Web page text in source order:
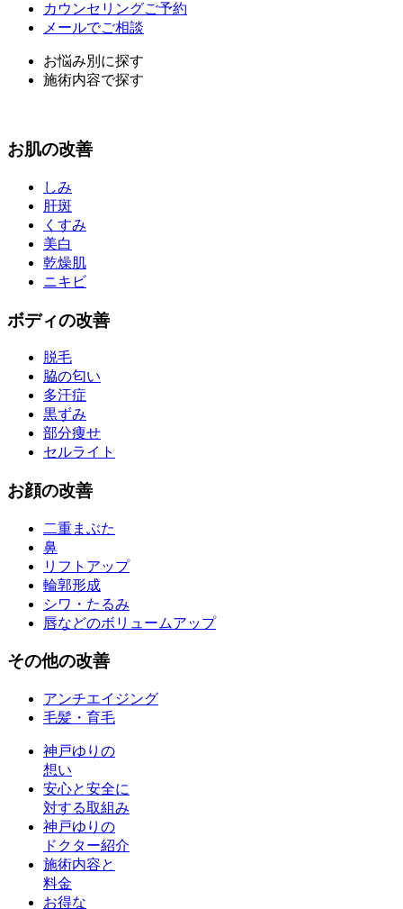
カウンセリングご予約
メールでご相談
お悩み別に探す
施術内容で探す
お肌の改善
しみ
肝斑
くすみ
美白
乾燥肌
ニキビ
ボディの改善
脱毛
脇の匂い
多汗症
黒ずみ
部分痩せ
セルライト
お顔の改善
二重まぶた
鼻
リフトアップ
輪郭形成
シワ・たるみ
唇などのボリュームアップ
その他の改善
アンチエイジング
毛髪・育毛
神戸ゆりの
想い
安心と安全に
対する取組み
神戸ゆりの
ドクター紹介
施術内容と
料金
お得な